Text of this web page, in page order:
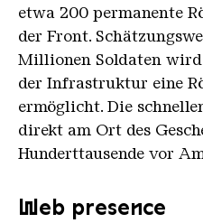
etwa 200 permanente
der Front.
Millionen Soldaten
der Infrastruktur eine
ermöglicht. Die
direkt am Ort des
Hunderttausende vor
Web presence